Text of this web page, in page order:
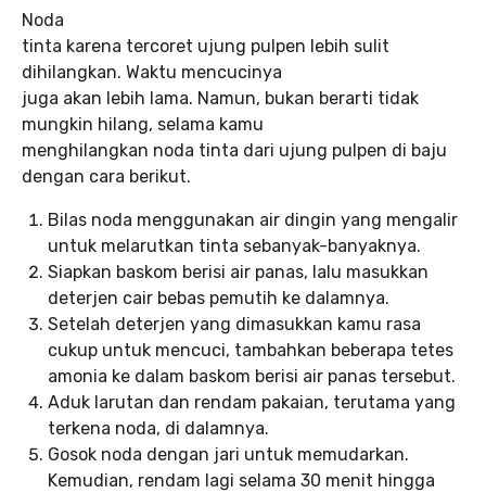
Noda
tinta karena tercoret ujung pulpen lebih sulit
dihilangkan. Waktu mencucinya
juga akan lebih lama. Namun, bukan berarti tidak
mungkin hilang, selama kamu
menghilangkan noda tinta dari ujung pulpen di baju
dengan cara berikut.
Bilas noda menggunakan air dingin yang mengalir
untuk melarutkan tinta sebanyak-banyaknya.
Siapkan baskom berisi air panas, lalu masukkan
deterjen cair bebas pemutih ke dalamnya.
Setelah deterjen yang dimasukkan kamu rasa
cukup untuk mencuci, tambahkan beberapa tetes
amonia ke dalam baskom berisi air panas tersebut.
Aduk larutan dan rendam pakaian, terutama yang
terkena noda, di dalamnya.
Gosok noda dengan jari untuk memudarkan.
Kemudian, rendam lagi selama 30 menit hingga